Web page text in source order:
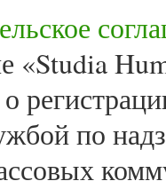
«Studia
о
по